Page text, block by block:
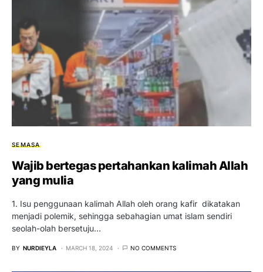
SEMASA
Wajib bertegas pertahankan kalimah Allah
yang mulia
1. Isu penggunaan kalimah Allah oleh orang kafir dikatakan
menjadi polemik, sehingga sebahagian umat islam sendiri
seolah-olah bersetuju…
BY NURDIEYLA MARCH 18, 2024 NO COMMENTS